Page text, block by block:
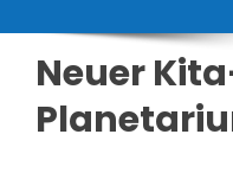
Neuer